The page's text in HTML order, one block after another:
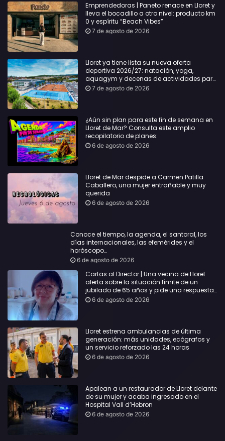
Emprendedoras | Paneto renace en Lloret y
lleva el bocadillo a otro nivel: producto km
0 y espíritu “Beach Vibes”
7 de agosto de 2026
Lloret ya tiene lista su nueva oferta
deportiva 2026/27: natación, yoga,
aquagym y decenas de actividades para
todas las edades
7 de agosto de 2026
¿Aún sin plan para este fin de semana en
Lloret de Mar? Consulta este amplio
recopilatorio de planes:
6 de agosto de 2026
Lloret de Mar despide a Carmen Patilla
Caballero, una mujer entrañable y muy
querida
6 de agosto de 2026
Conoce el tiempo, la agenda, el santoral, los
días internacionales, las efemérides y el
horóscopo…
6 de agosto de 2026
Cartas al Director | Una vecina de Lloret
alerta sobre la situación límite de un
jubilado de 65 años y pide una respuesta
urgente
6 de agosto de 2026
Lloret estrena ambulancias de última
generación: más unidades, ecógrafos y
un servicio reforzado las 24 horas
6 de agosto de 2026
Apalean a un restaurador de Lloret delante
de su mujer y acaba ingresado en el
Hospital Vall d’Hebron
6 de agosto de 2026